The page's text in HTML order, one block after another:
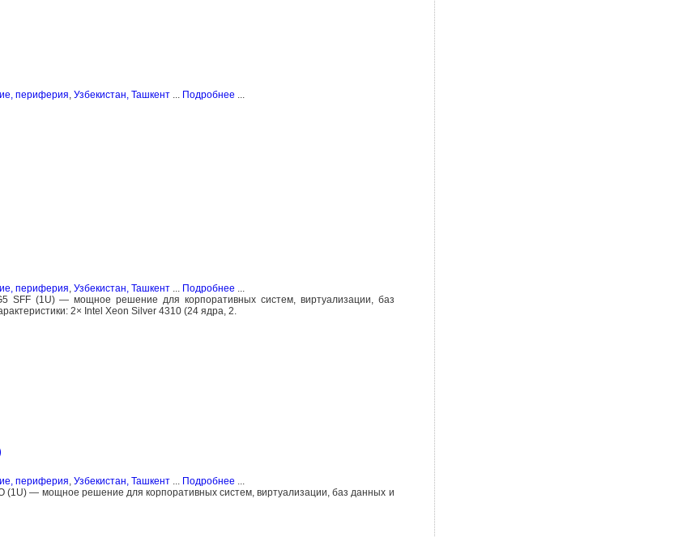
периферия, Узбекистан, Ташкент... Подробнее ...
периферия Узбекистан, Ташкент... Подробнее
SFF (1U) — мощное решение для корпоративных систем, виртуализации, баз
2× Intel Xeon Silver 4310 (24 ядра, 2.
периферия, Узбекистан, Ташкент... Подробнее ...
(1U) — мощное решение для корпоративных систем, виртуализации, баз данных и